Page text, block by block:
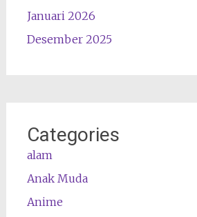
Januari 2026
Desember 2025
Categories
alam
Anak Muda
Anime